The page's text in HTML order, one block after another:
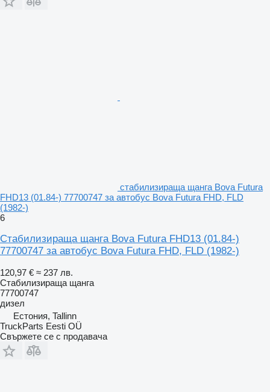
стабилизираща щанга Bova Futura
FHD13 (01.84-) 77700747 за автобус Bova Futura FHD, FLD
(1982-)
6
Стабилизираща щанга Bova Futura FHD13 (01.84-)
77700747 за автобус Bova Futura FHD, FLD (1982-)
120,97 € ≈ 237 лв.
Стабилизираща щанга
77700747
дизел
Естония, Tallinn
TruckParts Eesti OÜ
Свържете се с продавача